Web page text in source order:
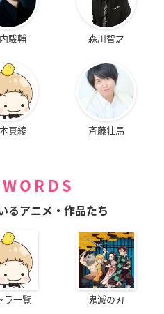
駿輔 森川智之
真綾 斉藤壮馬
るアニメ・作品たち
ラ一覧 鬼滅の刃